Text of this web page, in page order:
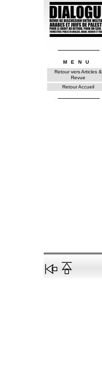
MENU
Retour vers Articles &
Revue
Retour Accueil